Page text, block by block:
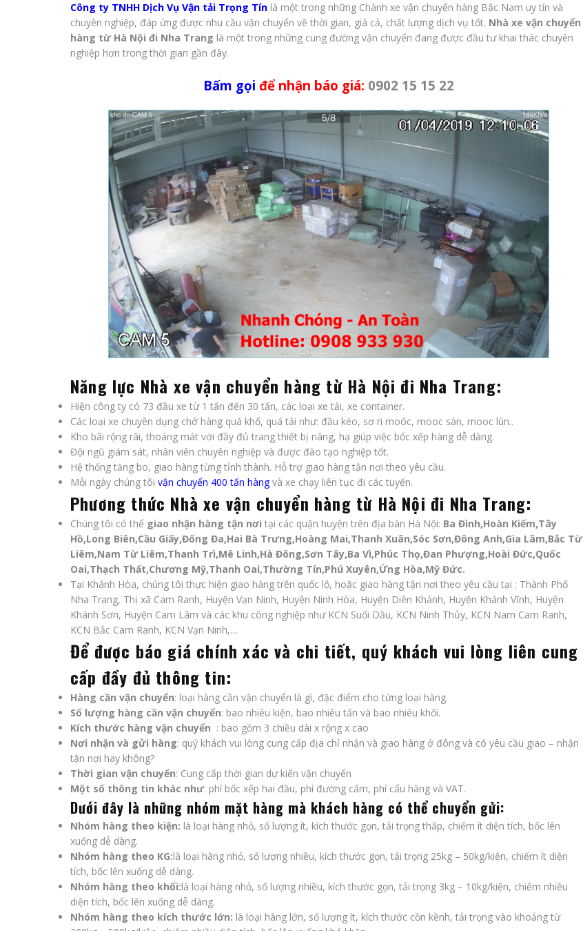
Công ty TNHH Dịch Vụ Vận tải Trọng Tín là một trong những Chành xe vận chuyển hàng Bắc Nam uy tín và
chuyên nghiệp, đáp ứng được nhu cầu vận chuyển về thời gian, giá cả, chất lượng dịch vụ tốt. Nhà xe vận chuyển
hàng từ Hà Nội đi Nha Trang là một trong những cung đường vận chuyển đang được đầu tư khai thác chuyên
nghiệp hơn trong thời gian gần đây.
Bấm gọi để nhận báo giá: 0902 15 15 22
Năng lực Nhà xe vận chuyển hàng từ Hà Nội đi Nha Trang:
Hiện công ty có 73 đầu xe từ 1 tấn đến 30 tấn, các loại xe tải, xe container.
Các loại xe chuyên dụng chở hàng quá khổ, quá tải như: đầu kéo, sơ ri moóc, mooc sàn, mooc lùn..
Kho bãi rộng rãi, thoáng mát với đầy đủ trang thiết bị nâng, hạ giúp việc bốc xếp hàng dễ dàng.
Đội ngũ giám sát, nhân viên chuyên nghiệp và được đào tạo nghiệp tốt.
Hệ thống tăng bo, giao hàng từng tỉnh thành. Hỗ trợ giao hàng tận nơi theo yêu cầu.
Mỗi ngày chúng tôi vận chuyển 400 tấn hàng và xe chạy liên tục đi các tuyến.
Phương thức Nhà xe vận chuyển hàng từ Hà Nội đi Nha Trang:
Chúng tôi có thể giao nhận hàng tận nơi tại các quận huyện trên địa bàn Hà Nội: Ba Đình,Hoàn Kiếm,Tây
Hồ,Long Biên,Cầu Giấy,Đống Đa,Hai Bà Trưng,Hoàng Mai,Thanh Xuân,Sóc Sơn,Đông Anh,Gia Lâm,Bắc Từ
Liêm,Nam Từ Liêm,Thanh Trì,Mê Linh,Hà Đông,Sơn Tây,Ba Vì,Phúc Thọ,Đan Phượng,Hoài Đức,Quốc
Oai,Thạch Thất,Chương Mỹ,Thanh Oai,Thường Tín,Phú Xuyên,Ứng Hòa,Mỹ Đức.
Tại Khánh Hòa, chúng tôi thực hiện giao hàng trên quốc lộ, hoặc giao hàng tận nơi theo yêu cầu tại : Thành Phố
Nha Trang, Thị xã Cam Ranh, Huyện Vạn Ninh, Huyện Ninh Hòa, Huyện Diên Khánh, Huyện Khánh Vĩnh, Huyện
Khánh Sơn, Huyện Cam Lâm và các khu công nghiệp như KCN Suối Dầu, KCN Ninh Thủy, KCN Nam Cam Ranh,
KCN Bắc Cam Ranh, KCN Vạn Ninh,…
Để được báo giá chính xác và chi tiết, quý khách vui lòng liên cung
cấp đầy đủ thông tin:
Hàng cần vận chuyển: loại hàng cần vận chuyển là gì, đặc điểm cho từng loại hàng.
Số lượng hàng cần vận chuyển: bao nhiêu kiện, bao nhiêu tấn và bao nhiêu khối.
Kích thước hàng vận chuyển : bao gồm 3 chiều dài x rộng x cao
Nơi nhận và gửi hàng: quý khách vui lòng cung cấp địa chỉ nhận và giao hàng ở đông và có yêu cầu giao – nhận
tận nơi hay không?
Thời gian vận chuyển: Cung cấp thời gian dự kiến vận chuyển
Một số thông tin khác như: phí bốc xếp hai đầu, phí đường cấm, phí cẩu hàng và VAT.
Dưới đây là những nhóm mặt hàng mà khách hàng có thể chuyển gửi:
Nhóm hàng theo kiện: là loại hàng nhỏ, số lượng ít, kích thước gọn, tải trọng thấp, chiếm ít diện tích, bốc lên
xuống dễ dàng.
Nhóm hàng theo KG:là loại hàng nhỏ, số lượng nhiều, kích thước gọn, tải trọng 25kg – 50kg/kiện, chiếm ít diện
tích, bốc lên xuống dễ dàng.
Nhóm hàng theo khối:là loại hàng nhỏ, số lượng nhiều, kích thước gọn, tải trọng 3kg – 10kg/kiện, chiếm nhiều
diện tích, bốc lên xuống dễ dàng.
Nhóm hàng theo kích thước lớn: là loại hàng lớn, số lượng ít, kích thước cồn kềnh, tải trọng vào khoảng từ